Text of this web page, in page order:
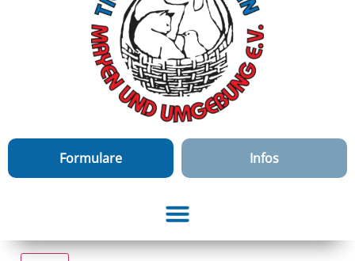
Formulare Infos